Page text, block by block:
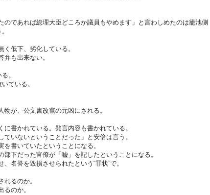
のであれば総理大臣どころか議員もやめます」と言わしめたのは籠池側
低下、劣化している。
も出来ない。
。
ている。
が、公文書改竄の元凶にされる。
書かれている。発言内容も書かれている。
ていないということだった」と安倍は言う。
書いていたということになる。
下だった官僚が「嘘」を記したということになる。
名誉を毀損させられたという“罪状”で。
るのか。
のか。